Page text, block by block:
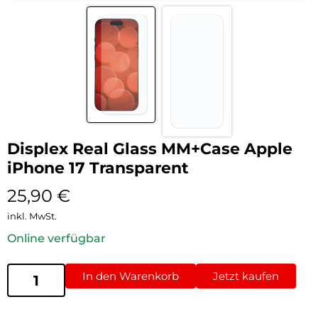
Displex Real Glass MM+Case Apple
iPhone 17 Transparent
25,90 €
inkl. MwSt.
Online verfügbar
In den Warenkorb Jetzt kaufen